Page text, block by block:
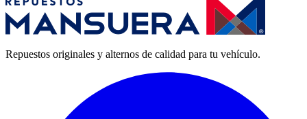
Repuestos originales y alternos de calidad para tu vehículo.